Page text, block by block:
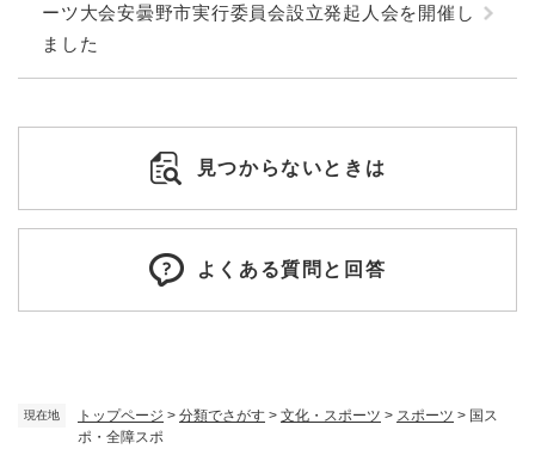
現在地 トップページ > 分類でさがす > 文化・スポーツ > スポーツ > 国ス
ポ・全障スポ
ーツ大会安曇野市実行委員会設立発起人会を開催し
ました
見つからないときは
よくある質問と回答